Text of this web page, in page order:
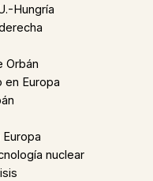
Hungría
Orbán
en Europa
nuclear